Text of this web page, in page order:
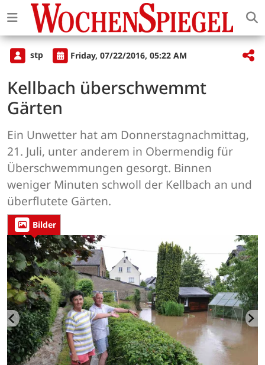
stp Friday, 07/22/2016, 05:22 AM
Kellbach überschwemmt
Gärten
Ein Unwetter hat am Donnerstagnachmittag,
21. Juli, unter anderem in Obermendig für
Überschwemmungen gesorgt. Binnen
weniger Minuten schwoll der Kellbach an und
überflutete Gärten.
Bilder